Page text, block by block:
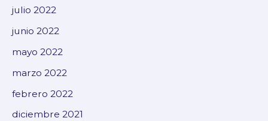
julio 2022
junio 2022
mayo 2022
marzo 2022
febrero 2022
diciembre 2021